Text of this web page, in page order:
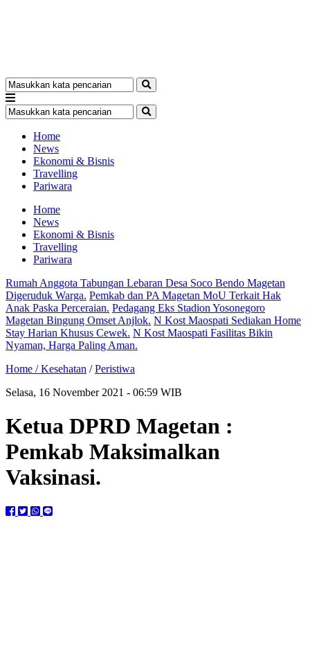
Home
News
Ekonomi & Bisnis
Travelling
Pariwara
Home
News
Ekonomi & Bisnis
Travelling
Pariwara
Rumah Anggota Tabungan Lebaran Desa Soco Bendo Magetan
Digeruduk Warga. Pemkab dan PA Magetan MoU Terkait Hak
Anak Paska Perceraian. Pedagang Eks Stadion Yosonegoro
Magetan Bingung Omset Anjlok. N Kost Maospati Sediakan Home
Stay Harian Khusus Cewek. N Kost Maospati Fasilitas Bikin
Nyaman, Harga Paling Aman.
Home /Kesehatan /Peristiwa
Selasa, 16 November 2021 - 06:59 WIB
Ketua DPRD Magetan :
Pemkab Maksimalkan
Vaksinasi.